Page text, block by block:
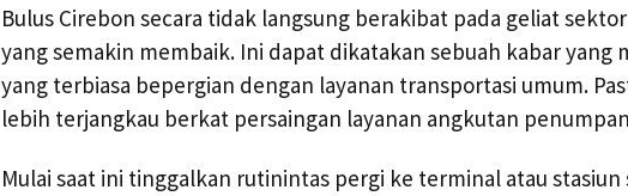
Bulus Cirebon secara tidak langsung berakibat pada geliat
yang semakin membaik. Ini dapat dikatakan sebuah kabar yang
yang terbiasa bepergian dengan layanan transportasi umum.
lebih terjangkau berkat persaingan layanan angkutan
Mulai saat ini tinggalkan rutinintas pergi ke terminal atau